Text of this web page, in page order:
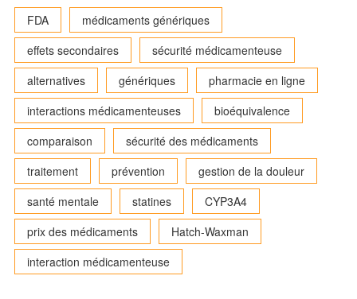
FDA
médicaments génériques
effets secondaires
sécurité médicamenteuse
alternatives
génériques
pharmacie en ligne
interactions médicamenteuses
bioéquivalence
comparaison
sécurité des médicaments
traitement
prévention
gestion de la douleur
santé mentale
statines
CYP3A4
prix des médicaments
Hatch-Waxman
interaction médicamenteuse